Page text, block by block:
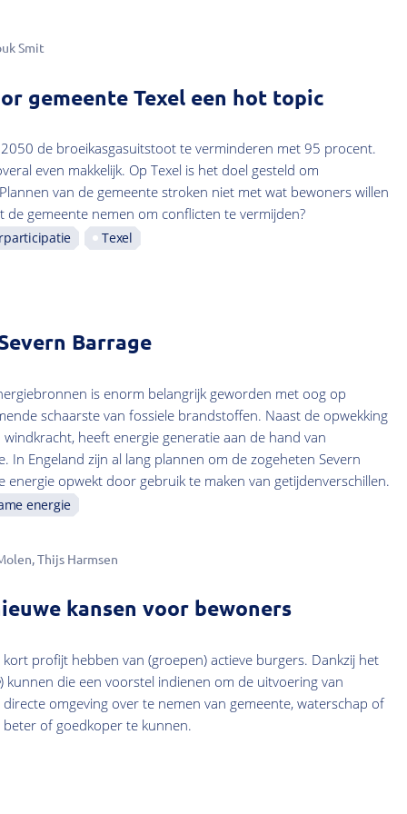
Smit
gemeente Texel een hot topic
de broeikasgasuitstoot te verminderen met 95 procent.
even makkelijk. Op Texel is het doel gesteld om
van de gemeente stroken niet met wat bewoners willen
de gemeente nemen om conflicten te vermijden?
Texel
Barrage
is enorm belangrijk geworden met oog op
schaarste van fossiele brandstoffen. Naast de opwekking
heeft energie generatie aan de hand van
In Engeland zijn al lang plannen om de zogeheten Severn
energie opwekt door gebruik te maken van getijdenverschillen.
energie
Thijs Harmsen
kansen voor bewoners
profijt hebben van (groepen) actieve burgers. Dankzij het
) kunnen die een voorstel indienen om de uitvoering van
omgeving over te nemen van gemeente, waterschap of
of goedkoper te kunnen.